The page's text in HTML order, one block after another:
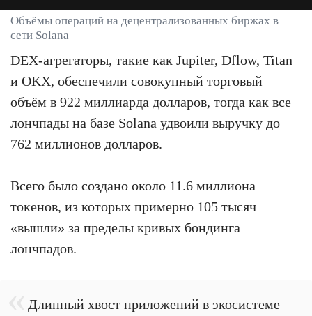
Объёмы операций на децентрализованных биржах в
сети Solana
DEX-агрегаторы, такие как Jupiter, Dflow, Titan
и OKX, обеспечили совокупный торговый
объём в 922 миллиарда долларов, тогда как все
лончпады на базе Solana удвоили выручку до
762 миллионов долларов.
Всего было создано около 11.6 миллиона
токенов, из которых примерно 105 тысяч
«вышли» за пределы кривых бондинга
лончпадов.
Длинный хвост приложений в экосистеме